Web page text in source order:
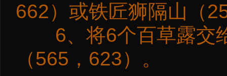
662）或铁匠狮隔山（
6、将6个百草露交
（565，623）。